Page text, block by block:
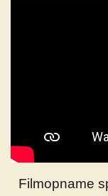
Filmopname